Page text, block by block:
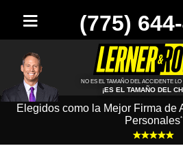
(775)
NO ES EL TAMAÑO DEL ACCIDENTE
¡ES EL TAMAÑO DEL
Elegidos como la Mejor Firma de
Personales*